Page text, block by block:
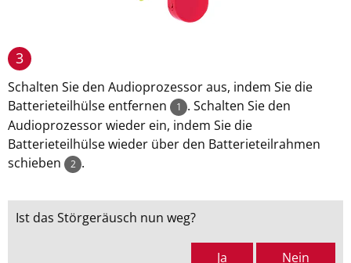
3
Schalten Sie den Audioprozessor aus, indem Sie die
Batterieteilhülse entfernen
1 . Schalten Sie den
Audioprozessor wieder ein, indem Sie die
Batterieteilhülse wieder über den Batterieteilrahmen
schieben
2 .
Ist das Störgeräusch nun weg?
Ja Nein